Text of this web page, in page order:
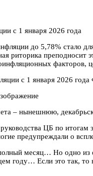
с 1 января 2026 года
до 5,78% стало
риторика
факторов,
– нынешнюю,
ЦБ по итогам
предупреждали о
месяц… Но одно из
году… Если это так, то